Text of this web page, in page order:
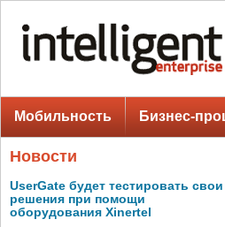
Мобильность Бизнес-
Новости
UserGate будет тестировать свои
решения при помощи
оборудования Xinertel